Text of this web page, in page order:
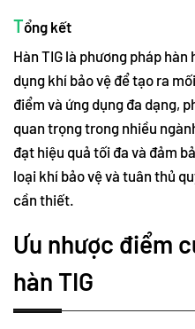
Tổng kết
Hàn TIG là phương pháp
dụng khí bảo vệ để tạo ra
điểm và ứng dụng đa dạng,
quan trọng trong nhiều
đạt hiệu quả tối đa và đảm
loại khí bảo vệ và tuân thủ
cần thiết.
Ưu nhược điểm
hàn TIG